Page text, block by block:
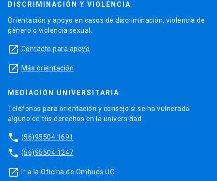
DISCRIMINACIÓN Y VIOLENCIA
Orientación y apoyo en casos de discriminación, violencia de
género o violencia sexual.
launch Contacto para apoyo
launch Más orientación
MEDIACIÓN UNIVERSITARIA
Teléfonos para orientación y consejo si se ha vulnerado
alguno de tus derechos en la universidad.
phone (56)95504 1691
phone (56)95504 1247
launch Ir a la Oficina de Ombuds UC